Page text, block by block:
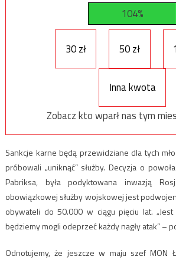
104%
30 zł 50 zł
Inna kwota
Zobacz kto wparł nas tym
Sankcje karne będą przewidziane dla tych
próbowali „uniknąć” służby. Decyzja o
Pabriksa, była podyktowana inwazją
obowiązkowej służby wojskowej jest
obywateli do 50.000 w ciągu pięciu lat.
będziemy mogli odeprzeć każdy nagły atak” –
Odnotujemy, że jeszcze w maju szef MON